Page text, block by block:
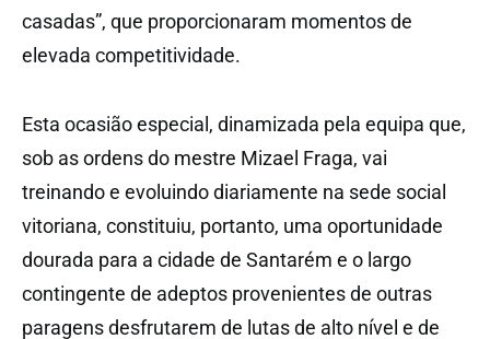
casadas”, que proporcionaram momentos de
elevada competitividade.
Esta ocasião especial, dinamizada pela equipa que,
sob as ordens do mestre Mizael Fraga, vai
treinando e evoluindo diariamente na sede social
vitoriana, constituiu, portanto, uma oportunidade
dourada para a cidade de Santarém e o largo
contingente de adeptos provenientes de outras
paragens desfrutarem de lutas de alto nível e de